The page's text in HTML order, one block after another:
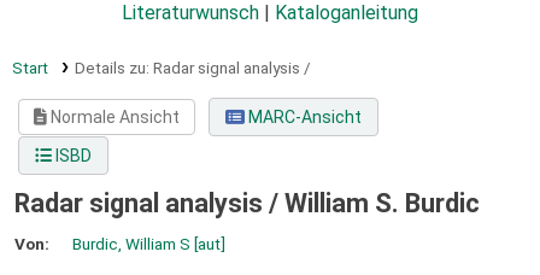
Literaturwunsch
Kataloganleitung
Start Details zu: Radar signal analysis /
Normale Ansicht
MARC-Ansicht
ISBD
Radar signal analysis / William S. Burdic
Von: Burdic, William S [aut]